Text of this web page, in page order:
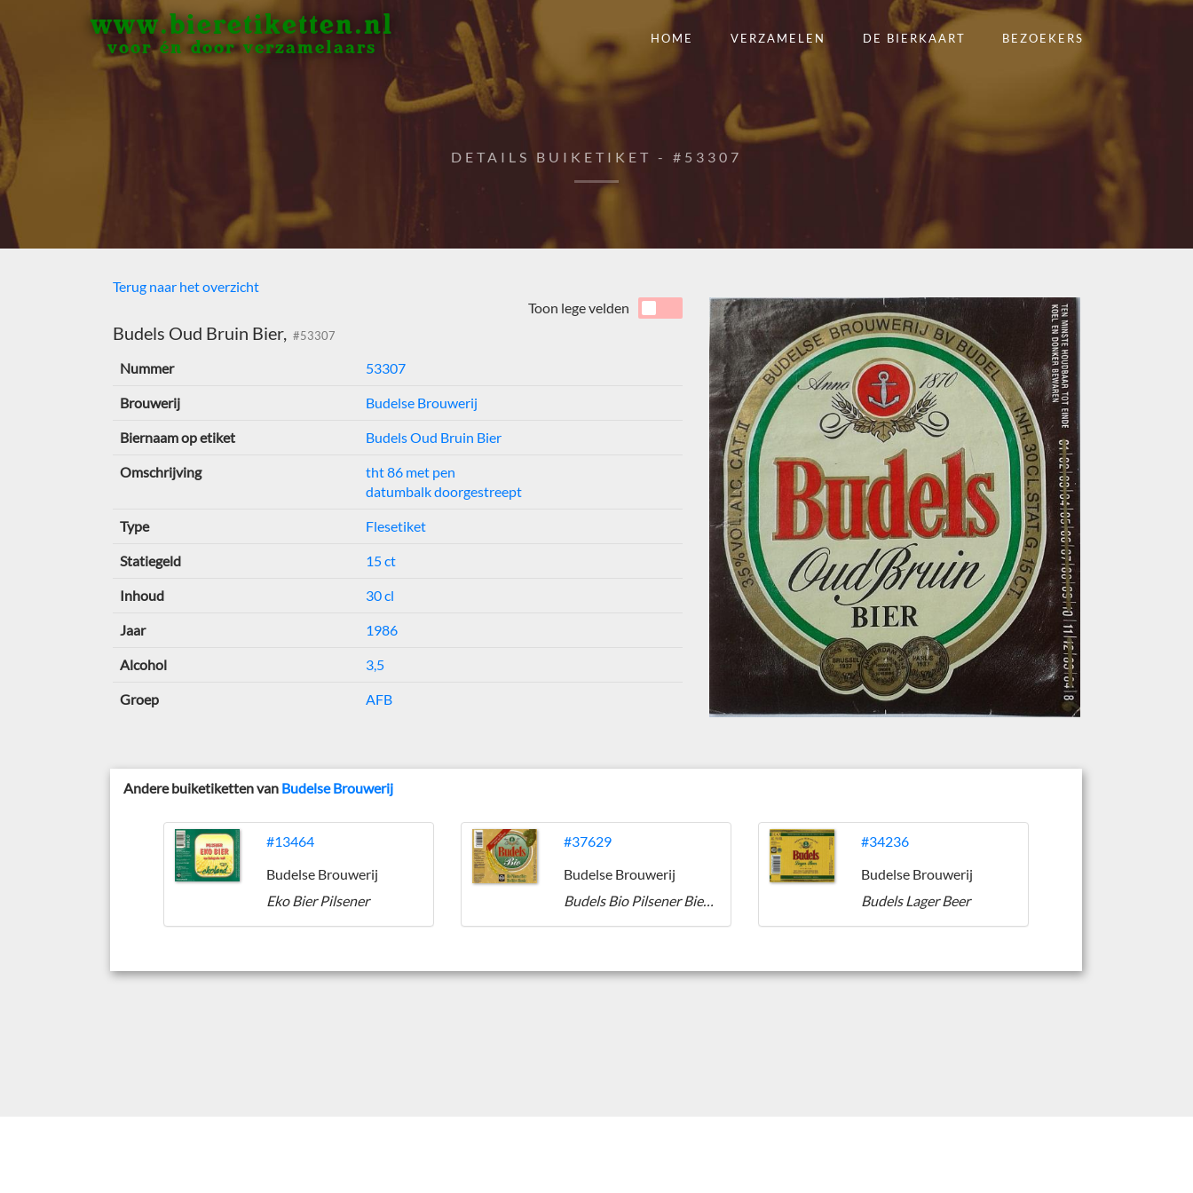
www.bieretiketten.nl
voor én door verzamelaars
HOME VERZAMELEN DE BIERKAART BEZOEKERS
DETAILS BUIKETIKET - #53307
Terug naar het overzicht
Budels Oud Bruin Bier, #53307
Toon lege velden
Nummer 53307
Brouwerij Budelse Brouwerij
Biernaam op etiket Budels Oud Bruin Bier
Omschrijving
tht 86 met pen
datumbalk doorgestreept
Type Flesetiket
Statiegeld 15 ct
Inhoud 30 cl
Jaar 1986
Alcohol 3,5
Groep AFB
Andere buiketiketten van Budelse Brouwerij
#13464
Budelse Brouwerij
Eko Bier Pilsener
#37629
Budelse Brouwerij
Budels Bio Pilsener Bier/Bière Blonde
#34236
Budelse Brouwerij
Budels Lager Beer